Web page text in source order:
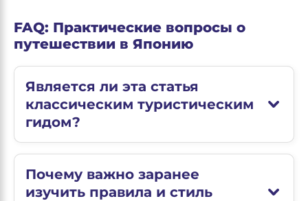
FAQ: Практические вопросы о
путешествии в Японию
Является ли эта статья
классическим туристическим
гидом?
Почему важно заранее
изучить правила и стиль